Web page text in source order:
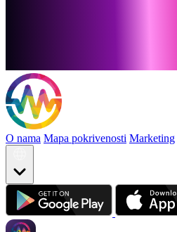
O nama Mapa pokrivenosti Marketing